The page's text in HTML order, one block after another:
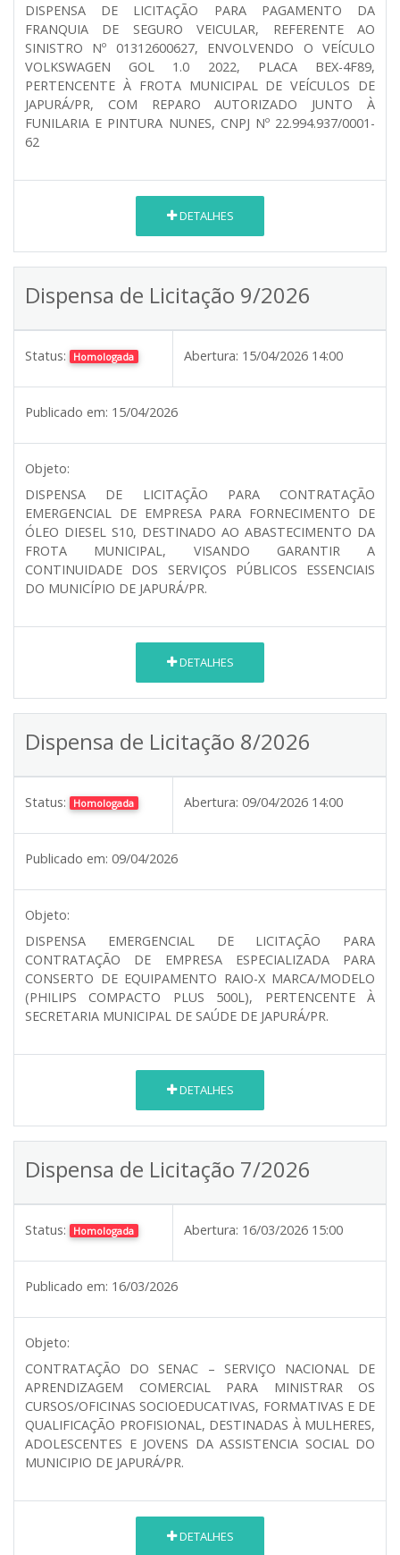
DISPENSA DE LICITAÇÃO PARA PAGAMENTO DA
FRANQUIA DE SEGURO VEICULAR, REFERENTE AO
SINISTRO Nº 01312600627, ENVOLVENDO O VEÍCULO
VOLKSWAGEN GOL 1.0 2022, PLACA BEX-4F89,
PERTENCENTE À FROTA MUNICIPAL DE VEÍCULOS DE
JAPURÁ/PR, COM REPARO AUTORIZADO JUNTO À
FUNILARIA E PINTURA NUNES, CNPJ Nº 22.994.937/0001-
62
DETALHES
Dispensa de Licitação 9/2026
Status: Homologada Abertura: 15/04/2026 14:00
Publicado em: 15/04/2026
Objeto:
DISPENSA DE LICITAÇÃO PARA CONTRATAÇÃO
EMERGENCIAL DE EMPRESA PARA FORNECIMENTO DE
ÓLEO DIESEL S10, DESTINADO AO ABASTECIMENTO DA
FROTA MUNICIPAL, VISANDO GARANTIR A
CONTINUIDADE DOS SERVIÇOS PÚBLICOS ESSENCIAIS
DO MUNICÍPIO DE JAPURÁ/PR.
DETALHES
Dispensa de Licitação 8/2026
Status: Homologada Abertura: 09/04/2026 14:00
Publicado em: 09/04/2026
Objeto:
DISPENSA EMERGENCIAL DE LICITAÇÃO PARA
CONTRATAÇÃO DE EMPRESA ESPECIALIZADA PARA
CONSERTO DE EQUIPAMENTO RAIO-X MARCA/MODELO
(PHILIPS COMPACTO PLUS 500L), PERTENCENTE À
SECRETARIA MUNICIPAL DE SAÚDE DE JAPURÁ/PR.
DETALHES
Dispensa de Licitação 7/2026
Status: Homologada Abertura: 16/03/2026 15:00
Publicado em: 16/03/2026
Objeto:
CONTRATAÇÃO DO SENAC – SERVIÇO NACIONAL DE
APRENDIZAGEM COMERCIAL PARA MINISTRAR OS
CURSOS/OFICINAS SOCIOEDUCATIVAS, FORMATIVAS E DE
QUALIFICAÇÃO PROFISIONAL, DESTINADAS À MULHERES,
ADOLESCENTES E JOVENS DA ASSISTENCIA SOCIAL DO
MUNICIPIO DE JAPURÁ/PR.
DETALHES